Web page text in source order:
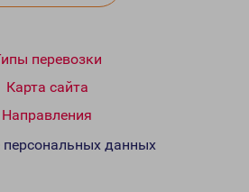
перевозки
Карта сайта
Направления
персональных данных